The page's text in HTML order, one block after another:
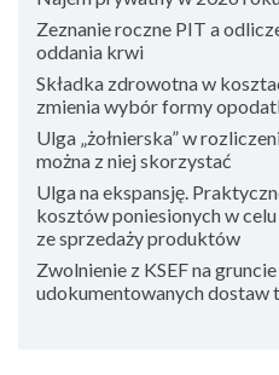
Zeznanie roczne PIT a
oddania krwi
Składka zdrowotna w
zmienia wybór formy
Ulga „żołnierska” w
można z niej skorzystać
Ulga na ekspansję.
kosztów poniesionych w
ze sprzedaży produktów
Zwolnienie z KSEF na
udokumentowanych dostaw